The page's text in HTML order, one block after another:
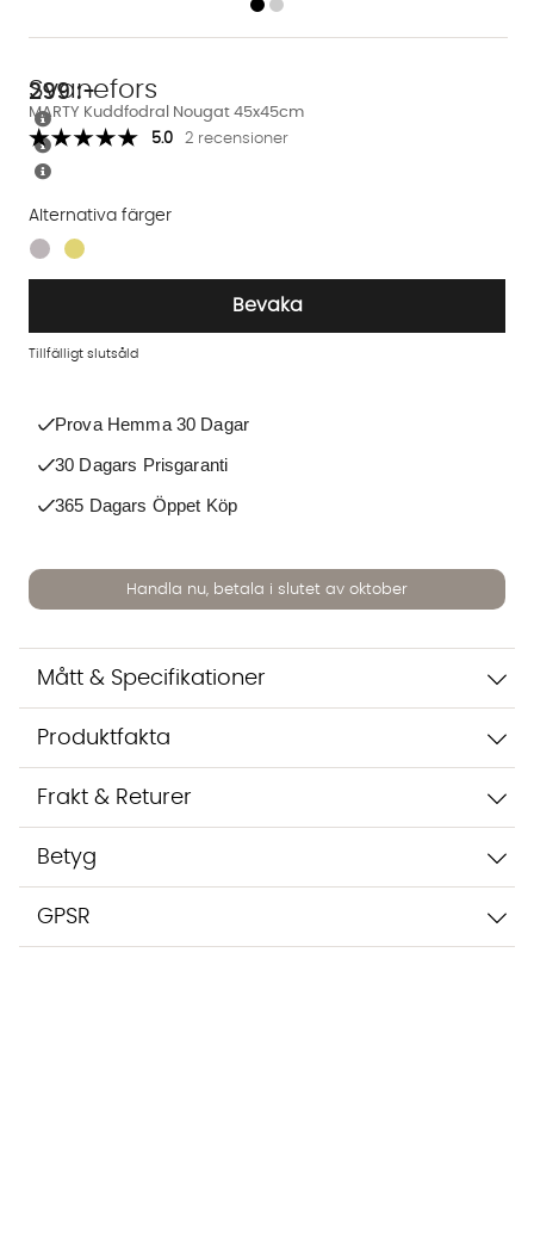
MARTY Kuddfodral Nougat 45x45cm
Svanefors
5.0 2 recensioner
299:-
Bevaka
Tillfälligt slutsåld
Alternativa färger
Finns även i dessa färger:
Prova Hemma 30 Dagar
30 Dagars Prisgaranti
365 Dagars Öppet Köp
Handla nu, betala i slutet av oktober
Mått & Specifikationer
Produktfakta
Frakt & Returer
Betyg
GPSR
Vi använder AI för att svara på dina frågor. Konversationen
integritetspolicy.